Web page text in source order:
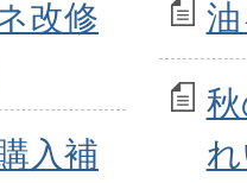
改修
入補